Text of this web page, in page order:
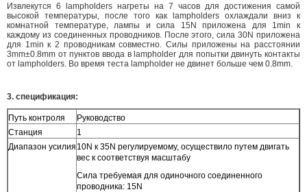
Извлекутся 6 lampholders нагреты на 7 часов для достижения самой
высокой температуры, после того как lampholders охлаждали вниз к
комнатной температуре, лампы и сила 15N приложена для 1min к
каждому из соединенных проводников. После этого, сила 30N приложена
для 1min к 2 проводникам совместно. Силы приложены на расстоянии
3mm±0.8mm от пунктов ввода в lampholder для попытки двинуть контакты
от lampholders. Во время теста lampholder не двинет больше чем 0.8mm.
3. спецификация:
Путь контроля
Руководство
Станция
1
Диапазон усилия 10N к 35N регулируемому, осуществило путем двигать
вес к соответствуя масштабу
Сила требуемая для одиночного соединенного
проводника: 15N